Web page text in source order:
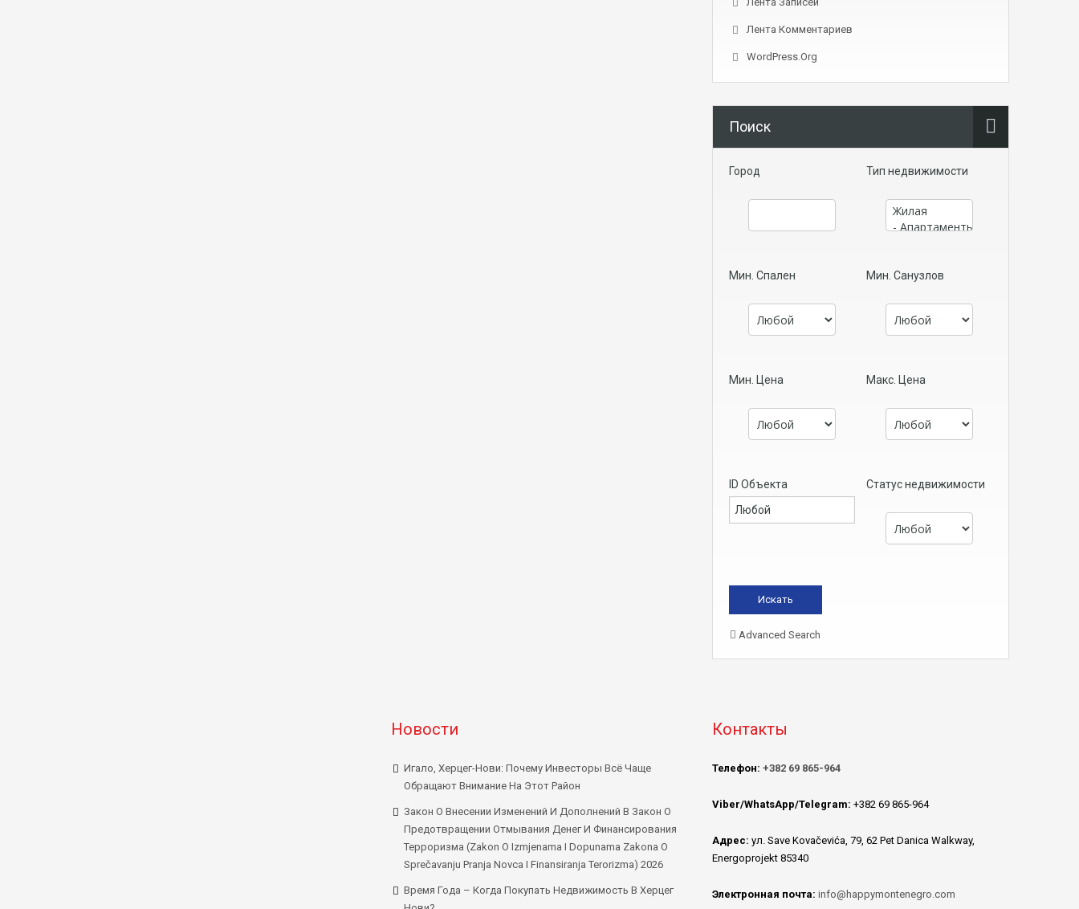
Лента Комментариев
WordPress.org
Поиск
Город Тип недвижимости
Мин. Спален Мин. Санузлов
Мин. Цена Макс. Цена
ID Объекта Статус недвижимости
Advanced Search
Новости
Игало, Херцег-Нови: Почему Инвесторы Всё Чаще
Обращают Внимание На Этот Район
Закон О Внесении Изменений И Дополнений В Закон О
Предотвращении Отмывания Денег И Финансирования
Терроризма (Zakon O Izmjenama I Dopunama Zakona O
Sprečavanju Pranja Novca I Finansiranja Terorizma) 2026
Время Года – Когда Покупать Недвижимость В Херцег
Контакты
Телефон: +382 69 865-964
Viber/WhatsApp/Telegram: +382 69 865-964
Адрес: ул. Save Kovačevića, 79, 62 Pet Danica Walkway,
Energoprojekt 85340
Электронная почта: info@happymontenegro.com